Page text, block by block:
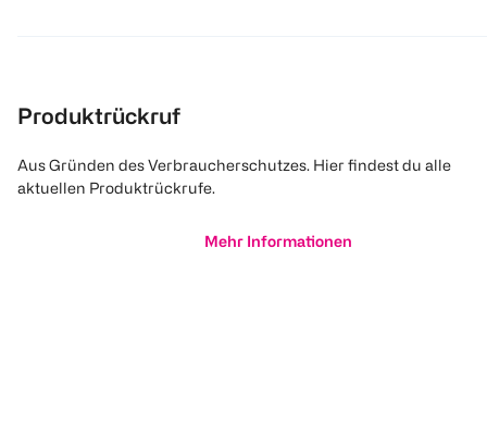
Produktrückruf
Aus Gründen des Verbraucherschutzes. Hier findest du alle
aktuellen Produktrückrufe.
Mehr Informationen